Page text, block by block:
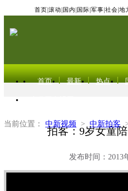
首页 滚动 国内 国际 军事 社会 地
首页 最新 热点
当前位置： 中新视频 > 中新拍客
拍客：9岁女童
发布时间：2013